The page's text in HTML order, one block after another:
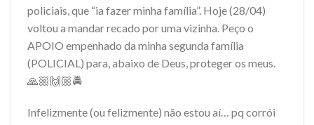
policiais, que “ia fazer minha família”. Hoje (28/04)
voltou a mandar recado por uma vizinha. Peço o
APOIO empenhado da minha segunda família
(POLICIAL) para, abaixo de Deus, proteger os meus.
🙏🏼🙌🏼🚔
Infelizmente (ou felizmente) não estou aí… pq corrói